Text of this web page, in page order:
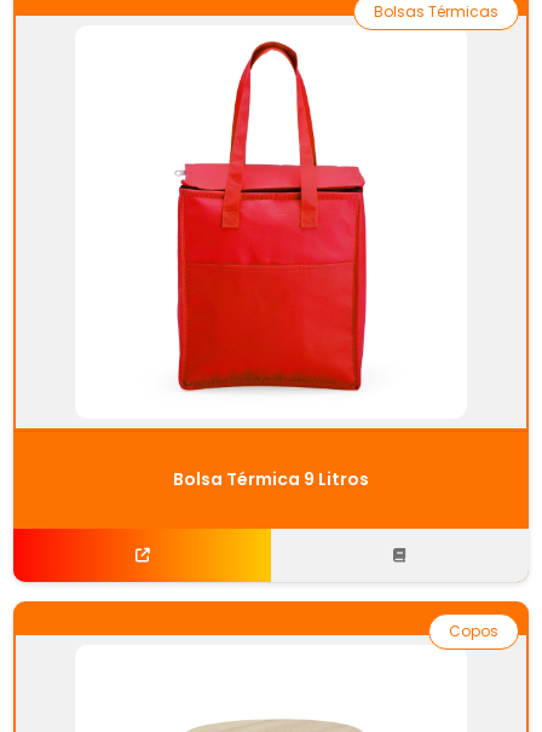
Bolsa Térmica 9 Litros
Bolsas Térmicas
Copos